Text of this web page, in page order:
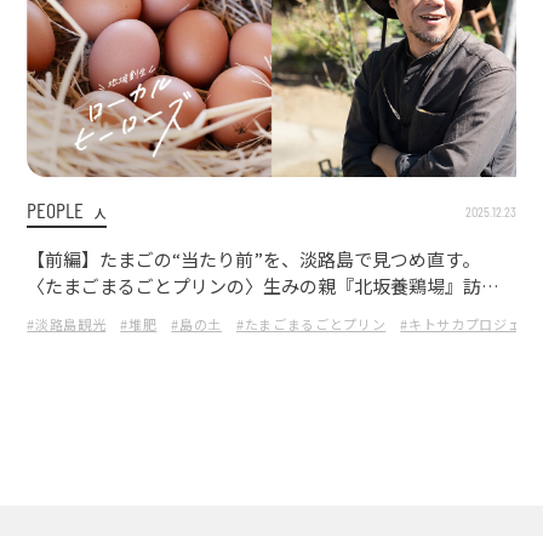
PEOPLE 人 2025.12.23
【前編】たまごの“当たり前”を、淡路島で見つめ直す。
〈たまごまるごとプリンの〉生みの親『北坂養鶏場』訪問
#淡路島観光 #堆肥 #島の土 #たまごまるごとプリン #キトサカプロジェク